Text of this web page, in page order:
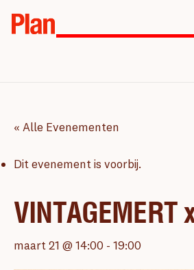
« Alle Evenementen
Dit evenement is voorbij.
VINTAGEMERT
maart 21 @ 14:00 - 19:00